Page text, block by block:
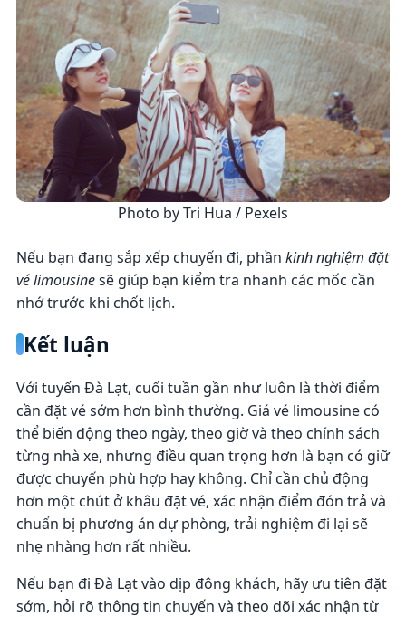
Photo by Tri Hua / Pexels
Nếu bạn đang sắp xếp chuyến đi, phần kinh nghiệm đặt
vé limousinesẽ giúp bạn kiểm tra nhanh các mốc cần
nhớ trước khi chốt lịch.
Kết luận
Với tuyến Đà Lạt, cuối tuần gần như luôn là thời điểm
cần đặt vé sớm hơn bình thường. Giá vé limousine có
thể biến động theo ngày, theo giờ và theo chính sách
từng nhà xe, nhưng điều quan trọng hơn là bạn có giữ
được chuyến phù hợp hay không. Chỉ cần chủ động
hơn một chút ở khâu đặt vé, xác nhận điểm đón trả và
chuẩn bị phương án dự phòng, trải nghiệm đi lại sẽ
nhẹ nhàng hơn rất nhiều.
Nếu bạn đi Đà Lạt vào dịp đông khách, hãy ưu tiên đặt
sớm, hỏi rõ thông tin chuyến và theo dõi xác nhận từ